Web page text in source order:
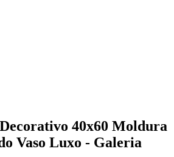
40x60 Moldura
Vaso Luxo - Galeria